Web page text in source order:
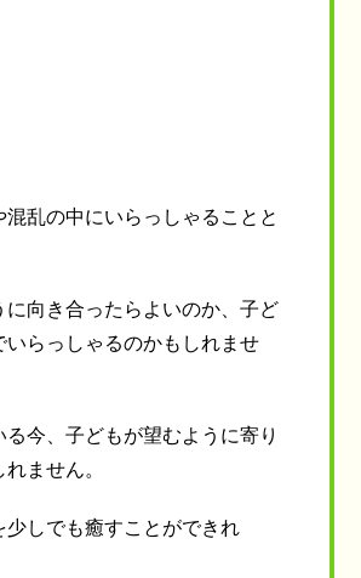
乱の中にいらっしゃることと
向き合ったらよいのか、子ど
らっしゃるのかもしれませ
今、子どもが望むように寄り
ません。
しでも癒すことができれ